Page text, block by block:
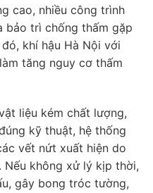
cao, nhiều công trình
bảo trì chống thấm gặp
khí hậu Hà Nội với
tăng nguy cơ thấm
liệu kém chất lượng,
kỹ thuật, hệ thống
vết nứt xuất hiện do
không xử lý kịp thời,
gây bong tróc tường,